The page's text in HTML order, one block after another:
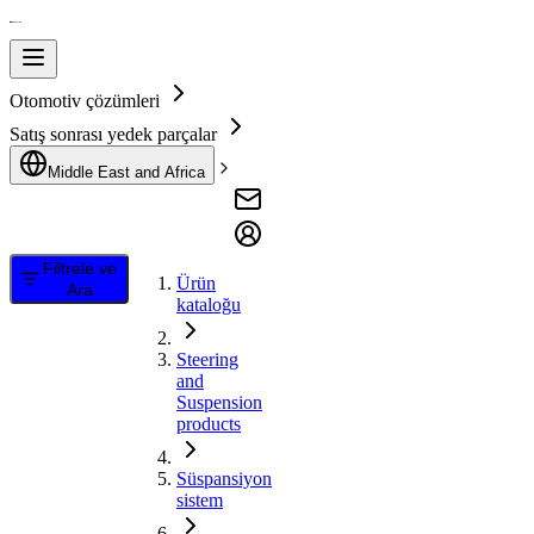
Otomotiv çözümleri
Satış sonrası yedek parçalar
Middle East and Africa
Filtrele ve
Ara
Ürün
kataloğu
Steering
and
Suspension
products
Süspansiyon
sistem